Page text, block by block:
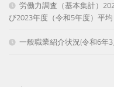
労働力調査（基本集計）
び2023年度（令和5年度）平均
一般職業紹介状況(令和6年